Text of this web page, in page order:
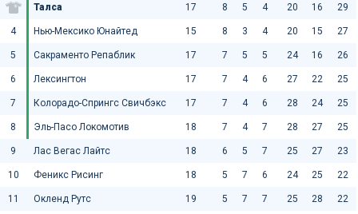
Талса 17 8 5 4 20 16 29
4 Нью-Мексико Юнайтед 15 8 3 4 20 15 27
5 Сакраменто Репаблик 17 7 5 5 24 16 26
6 Лексингтон 17 7 4 6 27 22 25
7 Колорадо-Спрингс Свичбэкс 17 7 4 6 28 24 25
8 Эль-Пасо Локомотив 18 7 4 7 28 27 25
9 Лас Вегас Лайтс 18 6 5 7 25 27 23
10 Феникс Рисинг 18 5 7 6 24 25 22
11 Окленд Рутс 19 5 7 7 25 28 22